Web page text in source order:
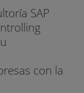
SAP
con la